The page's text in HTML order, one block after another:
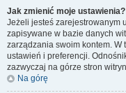
Jak zmienić moje ustawienia?
Jeżeli jesteś zarejestrowanym
zapisywane w bazie danych
zarządzania swoim kontem. W
ustawień i preferencji.
zazwyczaj na górze stron
Na górę